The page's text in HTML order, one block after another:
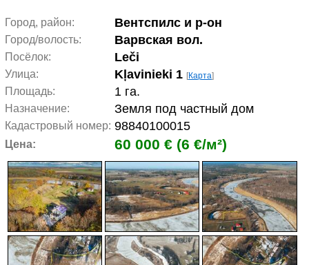
Город, район: Вентспилс и р-он
Город/волость: Варвская вол.
Посёлок: Leči
Улица: Kļavinieki 1 [Карта]
Площадь: 1 га.
Назначение: Земля под частный дом
Кадастровый номер: 98840100015
Цена: 60 000 € (6 €/м²)